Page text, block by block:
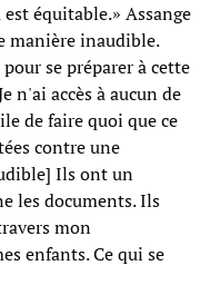
équitable.» Assange
manière inaudible.
se préparer à cette
n'ai accès à aucun de
de faire quoi que ce
contre une
Ils ont un
les documents. Ils
mon
enfants. Ce qui se